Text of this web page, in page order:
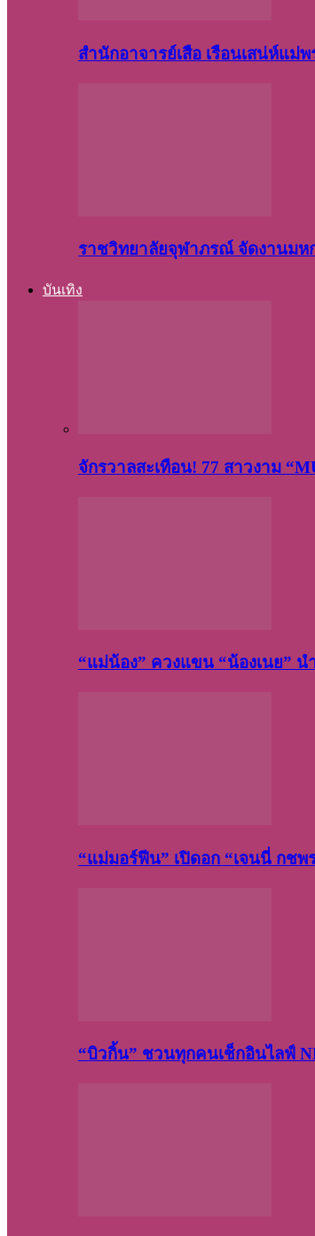
สำนักอาจารย์เสือ เรือนเสน่ห์แ
ราชวิทยาลัยจุฬาภรณ์ จัดงานมห
บันเทิง
จักรวาลสะเทือน! 77 สาวงาม
“แม่น้อง” ควงแขน “น้องเนย”
“แม่มอร์ฟีน” เปิดอก “เจนนี่ กชพ
“บิวกิ้น” ชวนทุกคนเช็กอินไลฟ์